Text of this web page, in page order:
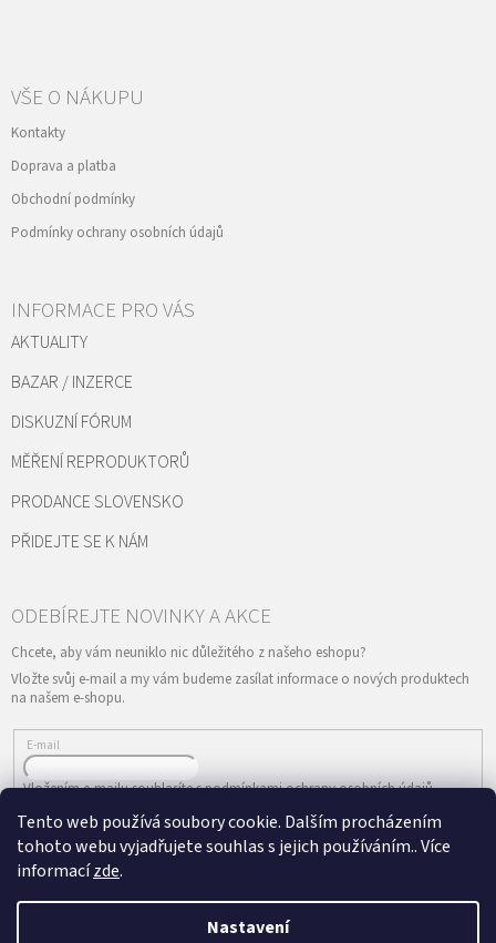
Tento web používá soubory cookie. Dalším procházením
tohoto webu vyjadřujete souhlas s jejich používáním.. Více
informacízde.
Nastavení
VŠE O NÁKUPU
Kontakty
Doprava a platba
Obchodní podmínky
Podmínky ochrany osobních údajů
INFORMACE PRO VÁS
AKTUALITY
BAZAR / INZERCE
DISKUZNÍ FÓRUM
MĚŘENÍ REPRODUKTORŮ
PRODANCE SLOVENSKO
PŘIDEJTE SE K NÁM
Vložte svůj e-mail a my vám budeme zasílat informace o nových produktech
na našem e-shopu.
E-mail
Vložením e-mailu souhlasíte spodmínkami ochrany osobních údajů
PŘIHLÁSIT SE